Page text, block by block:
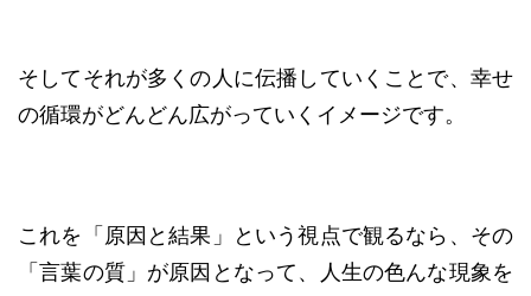
そしてそれが多くの人に伝播していくことで、幸せ
の循環がどんどん広がっていくイメージです。
これを「原因と結果」という視点で観るなら、その
「言葉の質」が原因となって、人生の色んな現象を